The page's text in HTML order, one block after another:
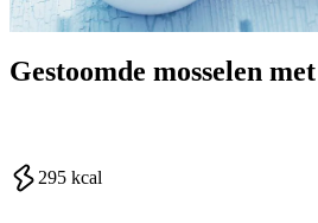
Gestoomde mosselen
295 kcal